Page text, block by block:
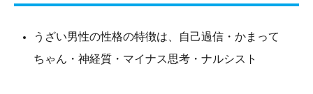
うざい男性の性格の特徴は、自己過信・かまって
ちゃん・神経質・マイナス思考・ナルシスト